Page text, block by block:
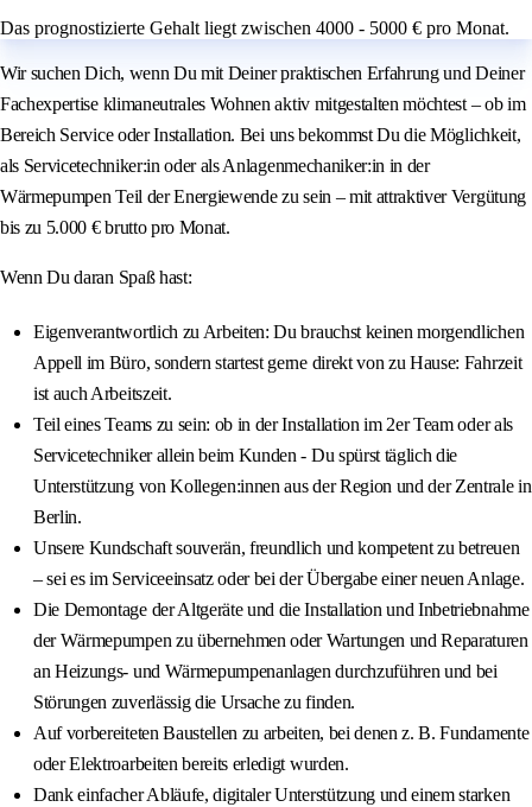
Das prognostizierte Gehalt liegt zwischen 4000 - 5000 € pro Monat.
Wir suchen Dich, wenn Du mit Deiner praktischen Erfahrung und Deiner
Fachexpertise klimaneutrales Wohnen aktiv mitgestalten möchtest – ob im
Bereich Service oder Installation. Bei uns bekommst Du die Möglichkeit,
als Servicetechniker:in oder als Anlagenmechaniker:in in der
Wärmepumpen Teil der Energiewende zu sein – mit attraktiver Vergütung
bis zu 5.000 € brutto pro Monat.
Wenn Du daran Spaß hast:
Eigenverantwortlich zu Arbeiten: Du brauchst keinen morgendlichen
Appell im Büro, sondern startest gerne direkt von zu Hause: Fahrzeit
ist auch Arbeitszeit.
Teil eines Teams zu sein: ob in der Installation im 2er Team oder als
Servicetechniker allein beim Kunden - Du spürst täglich die
Unterstützung von Kollegen:innen aus der Region und der Zentrale in
Berlin.
Unsere Kundschaft souverän, freundlich und kompetent zu betreuen
– sei es im Serviceeinsatz oder bei der Übergabe einer neuen Anlage.
Die Demontage der Altgeräte und die Installation und Inbetriebnahme
der Wärmepumpen zu übernehmen oder Wartungen und Reparaturen
an Heizungs- und Wärmepumpenanlagen durchzuführen und bei
Störungen zuverlässig die Ursache zu finden.
Auf vorbereiteten Baustellen zu arbeiten, bei denen z. B. Fundamente
oder Elektroarbeiten bereits erledigt wurden.
Dank einfacher Abläufe, digitaler Unterstützung und einem starken